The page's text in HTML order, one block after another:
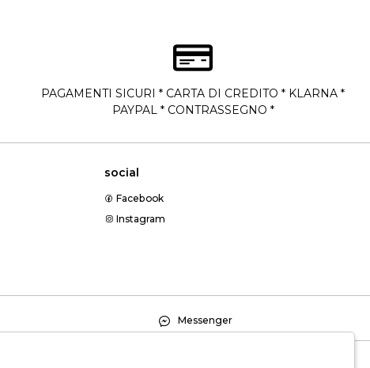
PAGAMENTI SICURI * CARTA DI CREDITO * KLARNA *
PAYPAL * CONTRASSEGNO *
social
Facebook
Instagram
Messenger